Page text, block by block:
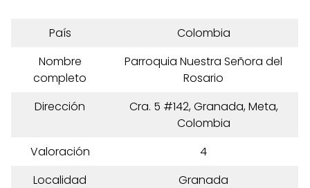
País
Colombia
Nombre
completo
Parroquia Nuestra Señora del
Rosario
Dirección
Cra. 5 #142, Granada, Meta,
Colombia
Valoración
4
Localidad
Granada